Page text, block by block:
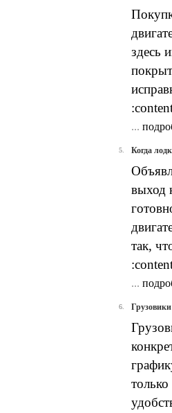
здесь
...
5. Когда
выход
так,
...
6.